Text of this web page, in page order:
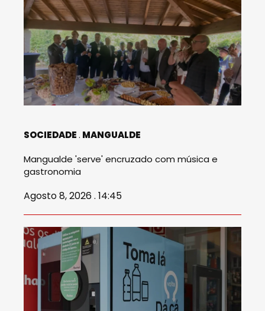
SOCIEDADE MANGUALDE
Mangualde 'serve' encruzado com música e
gastronomia
Agosto 8, 2026 . 14:45